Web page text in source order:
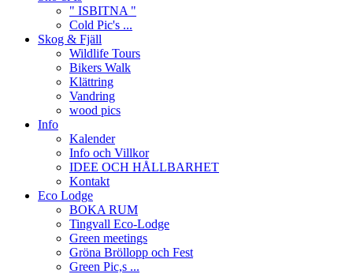
" ISBITNA "
Cold Pic's ...
Skog & Fjäll
Wildlife Tours
Bikers Walk
Klättring
Vandring
wood pics
Info
Kalender
Info och Villkor
IDEE OCH HÅLLBARHET
Kontakt
Eco Lodge
BOKA RUM
Tingvall Eco-Lodge
Green meetings
Gröna Bröllopp och Fest
Green Pic,s ...